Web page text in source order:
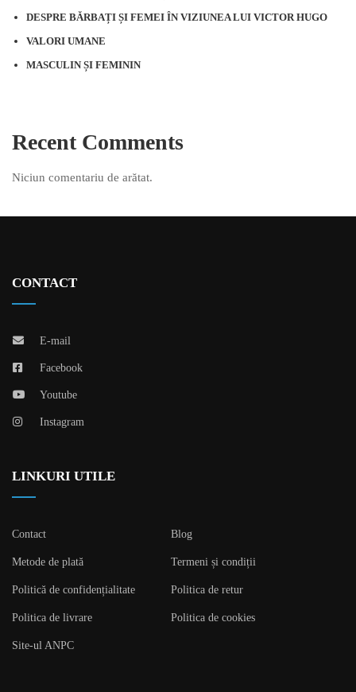
DESPRE BĂRBAȚI ȘI FEMEI ÎN VIZIUNEA LUI VICTOR HUGO
VALORI UMANE
MASCULIN ȘI FEMININ
Recent Comments
Niciun comentariu de arătat.
CONTACT
E-mail
Facebook
Youtube
Instagram
LINKURI UTILE
Contact Blog
Metode de plată Termeni și condiții
Politică de confidențialitate Politica de retur
Politica de livrare Politica de cookies
Site-ul ANPC